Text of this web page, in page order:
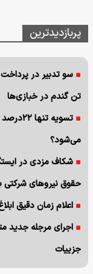
پربازدیدترین
سو تدبیر در
تن گندم در خبازی‌ها
تسویه
می‌شود؟
حقوق نیروهای شرکتی
اعلام زمان دقیق
اجرای مرجله جدید
جزییات